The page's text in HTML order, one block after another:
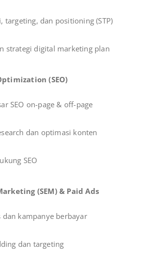
targeting, dan positioning (STP)
strategi digital marketing plan
(SEO)
SEO on-page & off-page
dan optimasi konten
SEO
(SEM) & Paid Ads
dan kampanye berbayar
dan targeting